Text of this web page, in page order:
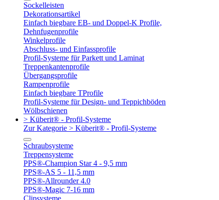
Sockelleisten
Dekorationsartikel
Einfach biegbare EB- und Doppel-K Profile,
Dehnfugenprofile
Winkelprofile
Abschluss- und Einfassprofile
Profil-Systeme für Parkett und Laminat
Treppenkantenprofile
Übergangsprofile
Rampenprofile
Einfach biegbare TProfile
Profil-Systeme für Design- und Teppichböden
Wölbschienen
> Küberit® - Profil-Systeme
Zur Kategorie > Küberit® - Profil-Systeme
Schraubsysteme
Treppensysteme
PPS®-Champion Star 4 - 9,5 mm
PPS®-AS 5 - 11,5 mm
PPS®-Allrounder 4.0
PPS®-Magic 7-16 mm
Clipsysteme